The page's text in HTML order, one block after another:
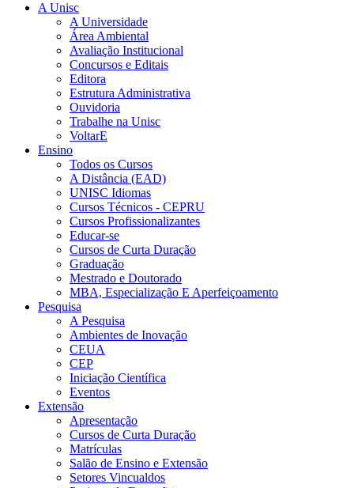
A Unisc
A Universidade
Área Ambiental
Avaliação Institucional
Concursos e Editais
Editora
Estrutura Administrativa
Ouvidoria
Trabalhe na Unisc
VoltarE
Ensino
Todos os Cursos
A Distância (EAD)
UNISC Idiomas
Cursos Técnicos - CEPRU
Cursos Profissionalizantes
Educar-se
Cursos de Curta Duração
Graduação
Mestrado e Doutorado
MBA, Especialização E Aperfeiçoamento
Pesquisa
A Pesquisa
Ambientes de Inovação
CEUA
CEP
Iniciação Científica
Eventos
Extensão
Apresentação
Cursos de Curta Duração
Matrículas
Salão de Ensino e Extensão
Setores Vincualdos